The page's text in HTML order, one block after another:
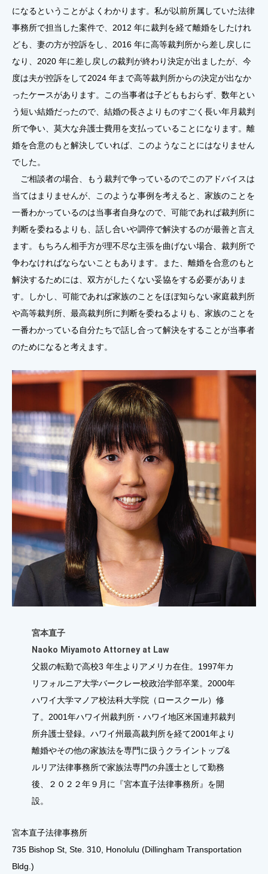
になるということがよくわかります。私が以前所属していた法律
事務所で担当した案件で、2012 年に裁判を経て離婚をしたけれ
ども、妻の方が控訴をし、2016 年に高等裁判所から差し戻しに
なり、2020 年に差し戻しの裁判が終わり決定が出ましたが、今
度は夫が控訴をして2024 年まで高等裁判所からの決定が出なか
ったケースがあります。この当事者は子どももおらず、数年とい
う短い結婚だったので、結婚の長さよりものすごく長い年月裁判
所で争い、莫大な弁護士費用を支払っていることになります。離
婚を合意のもと解決していれば、このようなことにはなりません
でした。
ご相談者の場合、もう裁判で争っているのでこのアドバイスは
当てはまりませんが、このような事例を考えると、家族のことを
一番わかっているのは当事者自身なので、可能であれば裁判所に
判断を委ねるよりも、話し合いや調停で解決するのが最善と言え
ます。もちろん相手方が理不尽な主張を曲げない場合、裁判所で
争わなければならないこともあります。また、離婚を合意のもと
解決するためには、双方がしたくない妥協をする必要がありま
す。しかし、可能であれば家族のことをほぼ知らない家庭裁判所
や高等裁判所、最高裁判所に判断を委ねるよりも、家族のことを
一番わかっている自分たちで話し合って解決をすることが当事者
のためになると考えます。
宮本直子
Naoko Miyamoto Attorney at Law
父親の転勤で高校3 年生よりアメリカ在住。1997年カ
リフォルニア大学バークレー校政治学部卒業。2000年
ハワイ大学マノア校法科大学院（ロースクール）修
了。2001年ハワイ州裁判所・ハワイ地区米国連邦裁判
所弁護士登録。ハワイ州最高裁判所を経て2001年より
離婚やその他の家族法を専門に扱うクライントップ&
ルリア法律事務所で家族法専門の弁護士として勤務
後、２０２２年９月に『宮本直子法律事務所』を開
設。
宮本直子法律事務所
735 Bishop St, Ste. 310, Honolulu (Dillingham Transportation
Bldg.)